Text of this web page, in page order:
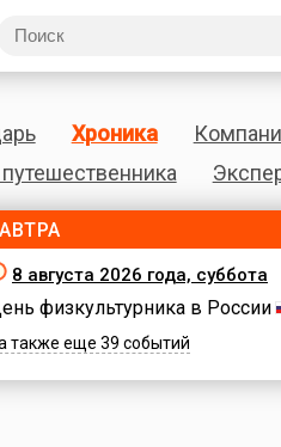
Хроника
8 августа 2026 года, суббота
физкультурника в России
также еще 39 событий